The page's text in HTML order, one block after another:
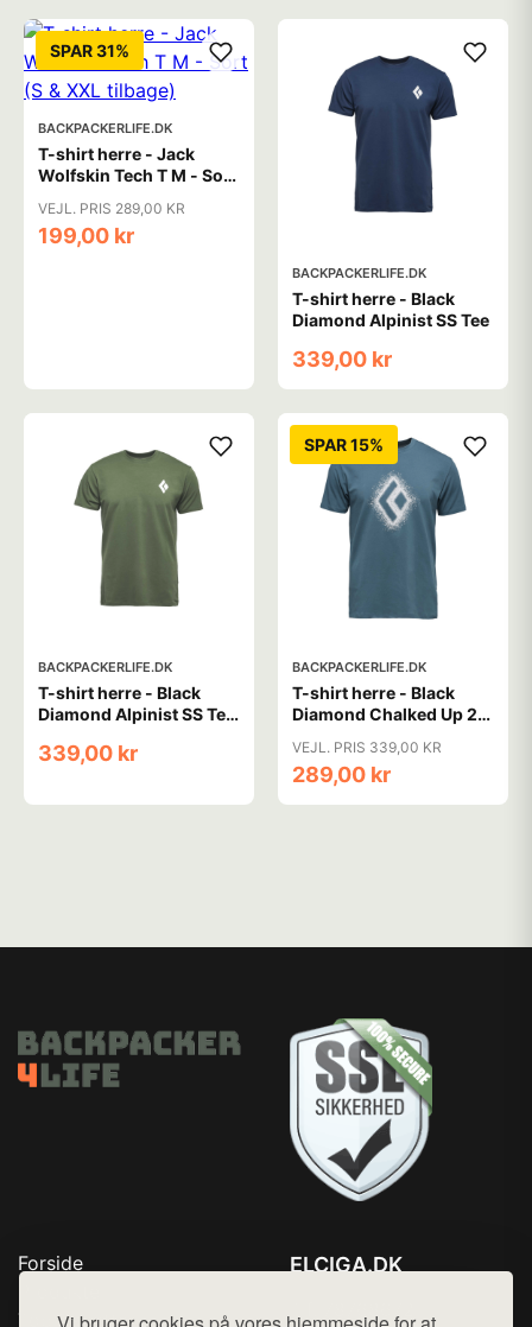
SPAR 31%
BACKPACKERLIFE.DK
T-shirt herre - Jack
Wolfskin Tech T M - Sort
VEJL. PRIS 289,00 KR
199,00 kr
BACKPACKERLIFE.DK
T-shirt herre - Black
Diamond Alpinist SS Tee
339,00 kr
BACKPACKERLIFE.DK
T-shirt herre - Black
Diamond Alpinist SS Tee
339,00 kr
SPAR 15%
BACKPACKERLIFE.DK
T-shirt herre - Black
Diamond Chalked Up 2.0
VEJL. PRIS 339,00 KR
289,00 kr
Forside
Top Rabatter
ELCIGA.DK